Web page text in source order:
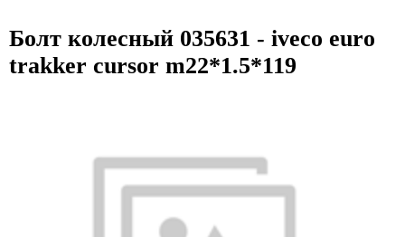
Болт колесный 035631 - iveco euro
trakker cursor m22*1.5*119